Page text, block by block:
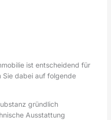
ist entscheidend für
Sie dabei auf folgende
gründlich
Ausstattung